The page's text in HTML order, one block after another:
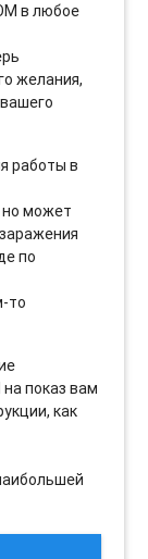
в любое
желания,
работы в
но может
по
то
показ вам
как